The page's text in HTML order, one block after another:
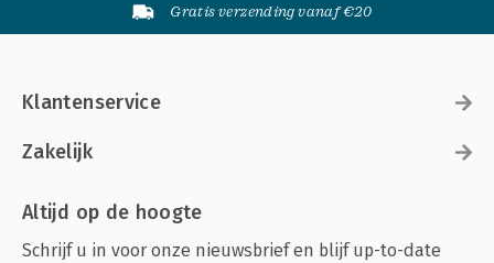
Gratis verzending vanaf €20
Klantenservice
Zakelijk
Altijd op de hoogte
Schrijf u in voor onze nieuwsbrief en blijf up-to-date